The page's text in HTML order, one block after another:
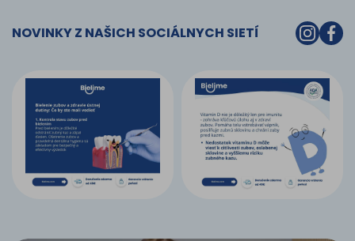
NOVINKY Z NAŠICH SOCIÁLNYCH SIETÍ